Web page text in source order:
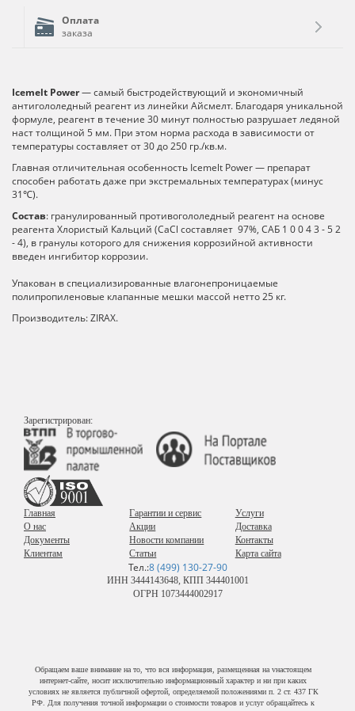
Оплата
заказа
Icemelt Power— самый быстродействующий и экономичный
антигололедный реагент из линейки Айсмелт. Благодаря уникальной
формуле, реагент в течение 30 минут полностью разрушает ледяной
наст толщиной 5 мм. При этом норма расхода в зависимости от
температуры составляет от 30 до 250 гр./кв.м.
Главная отличительная особенность Icemelt Power — препарат
способен работать даже при экстремальных температурах (минус
31℃).
Состав: гранулированный противогололедный реагент на основе
реагента Хлористый Кальций (CaCl составляет 97%, САБ 1 0 0 4 3 - 5 2
- 4), в гранулы которого для снижения коррозийной активности
введен ингибитор коррозии.
Упакован в специализированные влагонепроницаемые
полипропиленовые клапанные мешки массой нетто 25 кг.
Производитель: ZIRAX.
Зарегистрирован:
Главная
О нас
Документы
Клиентам
Гарантии и сервис
Акции
Новости компании
Статьи
Услуги
Доставка
Контакты
Карта сайта
Тел.:8 (499) 130-27-90
ИНН 3444143648, КПП 344401001
ОГРН 1073444002917
Обращаем ваше внимание на то, что вся информация, размещенная на vнастоящем
интернет-сайте, носит исключительно информационный характер и ни при каких
условиях не является публичной офертой, определяемой положениями п. 2 ст. 437 ГК
РФ. Для получения точной информации о стоимости товаров и услуг обращайтесь к